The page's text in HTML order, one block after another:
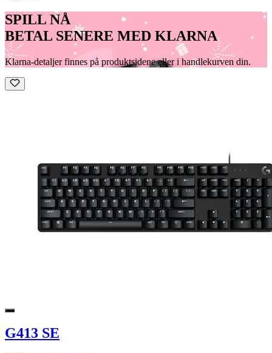
SPILL NÅ
BETAL SENERE MED KLARNA
Klarna-detaljer finnes på produktsidene eller i handlekurven din.
G413 SE